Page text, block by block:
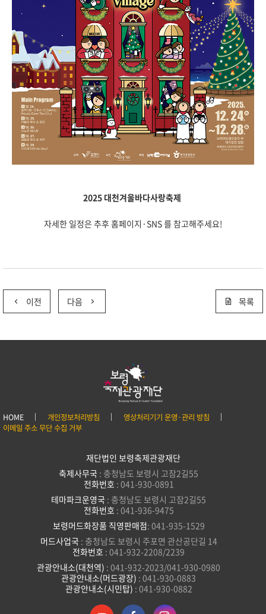
2025 대천겨울바다사랑축제
자세한 일정은 추후 홈페이지·SNS 를 참고해주세요!
이전 다음 목록
HOME 개인정보처리방침
영상처리기기 운영·관리 방침
이메일 주소 무단 수집 거부
재단법인 보령축제관광재단
축제사무국 : 충청남도 보령시 고잠2길55
전화번호 : 041-930-0891
테마파크운영국 : 충청남도 보령시 고잠2길55
전화번호 : 041-936-9475
보령머드화장품 직영판매점: 041-935-1529
머드사업국 : 충청남도 보령시 주포면 관산공단길 14
전화번호 : 041-932-2208/2239
관광안내소(대천역) : 041-932-2023/041-930-0980
관광안내소(머드광장) : 041-930-0883
관광안내소(시민탑) : 041-930-0882